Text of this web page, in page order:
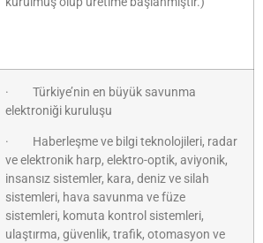
· Türkiye’nin en büyük savunma
elektroniği kuruluşu
· Haberleşme ve bilgi teknolojileri, radar
ve elektronik harp, elektro-optik, aviyonik,
insansız sistemler, kara, deniz ve silah
sistemleri, hava savunma ve füze
sistemleri, komuta kontrol sistemleri,
ulaştırma, güvenlik, trafik, otomasyon ve